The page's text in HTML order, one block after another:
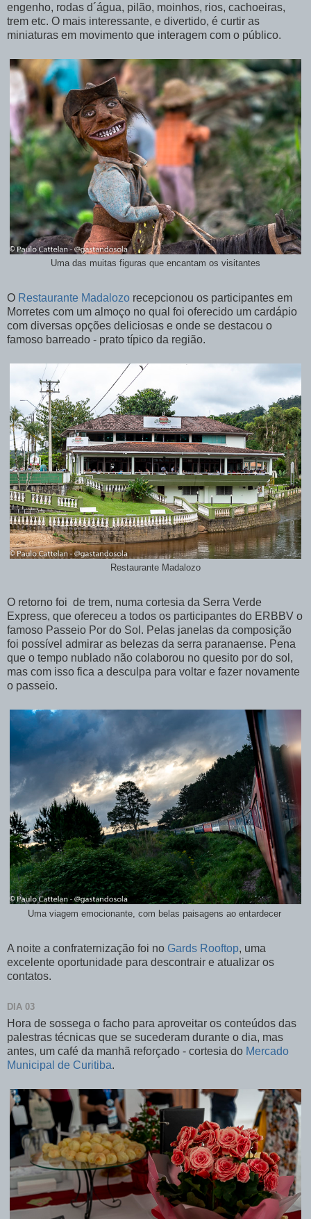
engenho, rodas d´água, pilão, moinhos, rios, cachoeiras,
trem etc. O mais interessante, e divertido, é curtir as
miniaturas em movimento que interagem com o público.
Uma das muitas figuras que encantam os visitantes
O Restaurante Madalozo recepcionou os participantes em
Morretes com um almoço no qual foi oferecido um cardápio
com diversas opções deliciosas e onde se destacou o
famoso barreado - prato típico da região.
Restaurante Madalozo
O retorno foi de trem, numa cortesia da Serra Verde
Express, que ofereceu a todos os participantes do ERBBV o
famoso Passeio Por do Sol. Pelas janelas da composição
foi possível admirar as belezas da serra paranaense. Pena
que o tempo nublado não colaborou no quesito por do sol,
mas com isso fica a desculpa para voltar e fazer novamente
o passeio.
Uma viagem emocionante, com belas paisagens ao entardecer
A noite a confraternização foi no Gards Rooftop, uma
excelente oportunidade para descontrair e atualizar os
contatos.
DIA 03
Hora de sossega o facho para aproveitar os conteúdos das
palestras técnicas que se sucederam durante o dia, mas
antes, um café da manhã reforçado - cortesia do Mercado
Municipal de Curitiba.